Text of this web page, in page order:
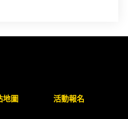
115年度國民中小學法治教育
午舉辦「家庭關係中的正當防
地圖 活動報名